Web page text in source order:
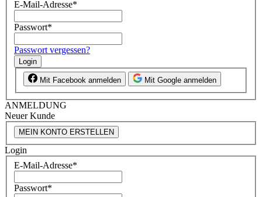
E-Mail-Adresse*
Passwort*
Passwort vergessen?
Login
Mit Facebook anmelden Mit Google anmelden
ANMELDUNG
Neuer Kunde
MEIN KONTO ERSTELLEN
Login
E-Mail-Adresse*
Passwort*